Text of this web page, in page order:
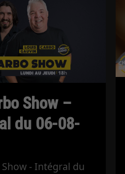
Show –
du 06-08-
Show - Intégral du